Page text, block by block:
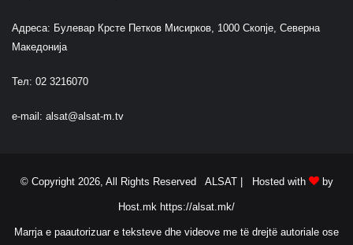
Адреса: Булевар Крсте Петков Мисирков, 1000 Скопје, Северна
Македонија
Тел: 02 3216070
e-mail: alsat@alsat-m.tv
© Copyright 2026, All Rights Reserved ALSAT | Hosted with by
Host.mk https://alsat.mk/
Marrja e paautorizuar e teksteve dhe videove me të drejtë autoriale ose